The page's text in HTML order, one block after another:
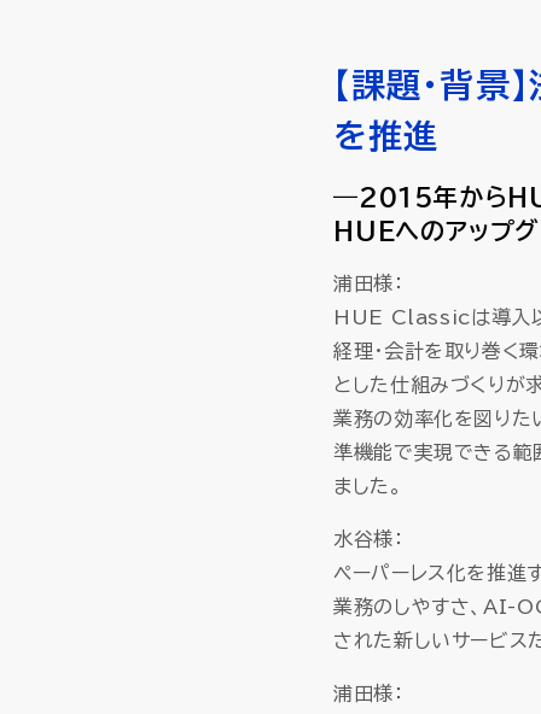
【課題 ・背景
を推進
―2015年から
HUEへのアップ
浦田様：
HUE Classicは導入以
経理・会計を取り巻く
とした仕組みづくりが
業務の効率化を図りた
準機能で実現できる範
ました。
水谷様：
ペーパーレス化を推進
業務のしやすさ、AI-
された新しいサービス
浦田様：